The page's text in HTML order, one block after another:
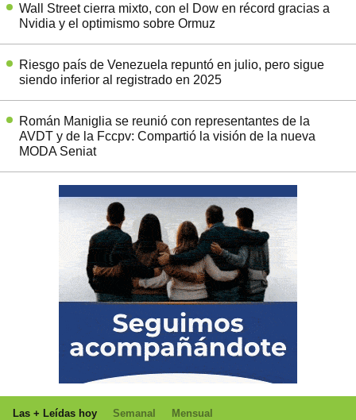
Wall Street cierra mixto, con el Dow en récord gracias a
Nvidia y el optimismo sobre Ormuz
Riesgo país de Venezuela repuntó en julio, pero sigue
siendo inferior al registrado en 2025
Román Maniglia se reunió con representantes de la
AVDT y de la Fccpv: Compartió la visión de la nueva
MODA Seniat
Las + Leídas hoy Semanal Mensual